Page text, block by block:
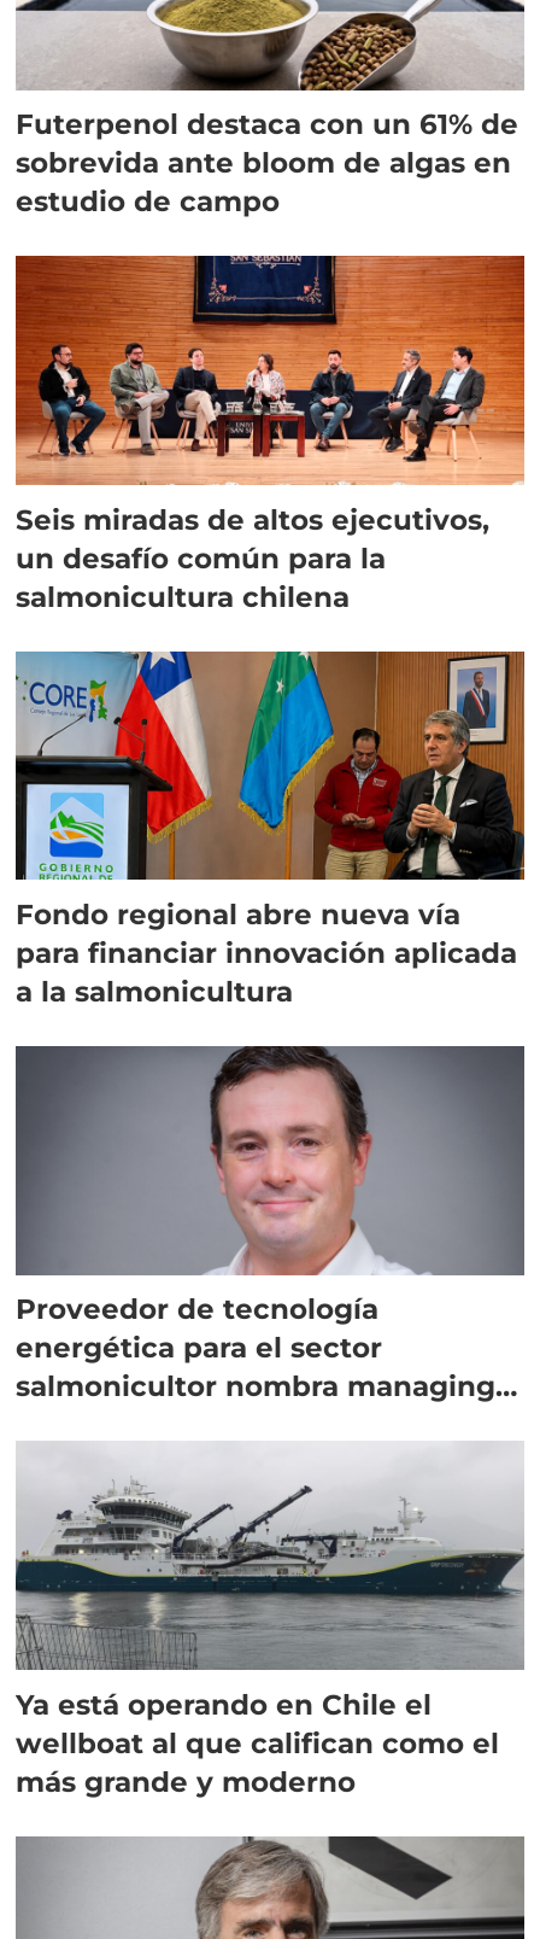
Futerpenol destaca con un 61% de
sobrevida ante bloom de algas en
estudio de campo
Seis miradas de altos ejecutivos,
un desafío común para la
salmonicultura chilena
Fondo regional abre nueva vía
para financiar innovación aplicada
a la salmonicultura
Proveedor de tecnología
energética para el sector
salmonicultor nombra managing
Ya está operando en Chile el
wellboat al que califican como el
más grande y moderno